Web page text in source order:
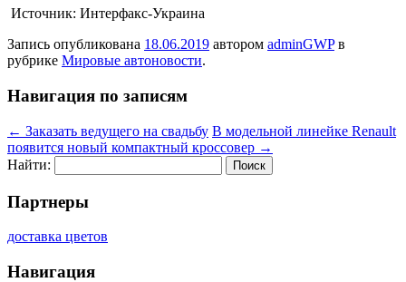
Источник: Интерфакс-Украина
Запись опубликована 18.06.2019 автором adminGWPв
рубрике Мировые автоновости.
Навигация по записям
← Заказать ведущего на свадьбу В модельной линейке Renault
появится новый компактный кроссовер →
Найти:
Партнеры
доставка цветов
Навигация